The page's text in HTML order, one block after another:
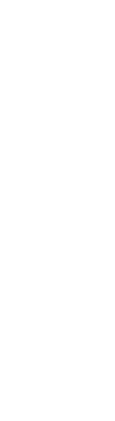
①セルフコアチュ
き出す指導力を審
②コアチューニ
③コアチューンナ
ォマンスアップ法
お知らせ